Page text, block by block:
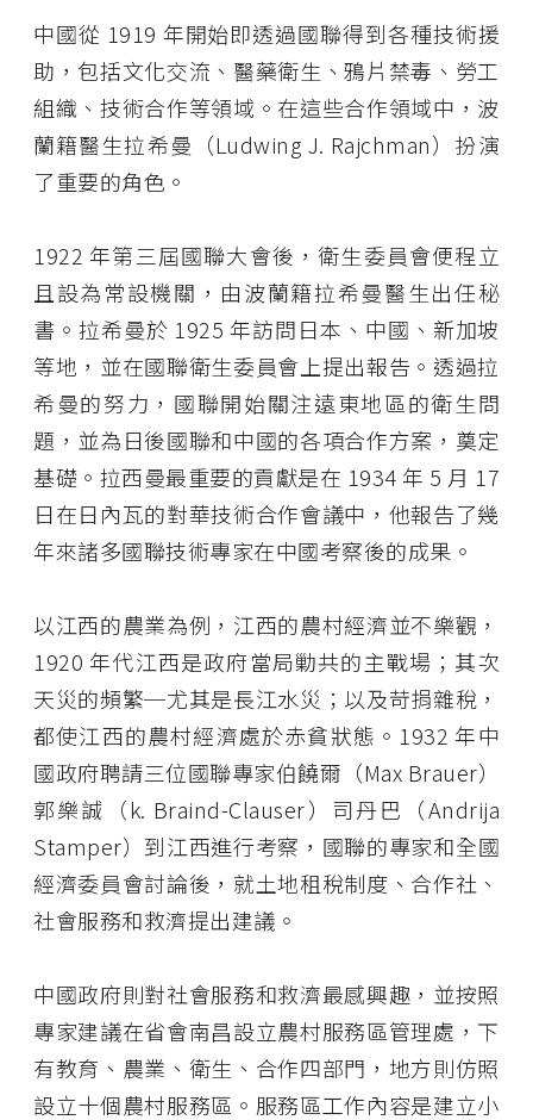
中國從 1919 年開始即透過國聯得到各種技術援
助，包括文化交流、醫藥衛生、鴉片禁毒、勞工
組織、技術合作等領域。在這些合作領域中，波
蘭籍醫生拉希曼（Ludwing J. Rajchman）扮演
了重要的角色。
1922 年第三屆國聯大會後，衛生委員會便程立
且設為常設機關，由波蘭籍拉希曼醫生出任秘
書。拉希曼於 1925 年訪問日本、中國、新加坡
等地，並在國聯衛生委員會上提出報告。透過拉
希曼的努力，國聯開始關注遠東地區的衛生問
題，並為日後國聯和中國的各項合作方案，奠定
基礎。拉西曼最重要的貢獻是在 1934 年 5 月 17
日在日內瓦的對華技術合作會議中，他報告了幾
年來諸多國聯技術專家在中國考察後的成果。
以江西的農業為例，江西的農村經濟並不樂觀，
1920 年代江西是政府當局勦共的主戰場；其次
天災的頻繁─尤其是長江水災；以及苛捐雜稅，
都使江西的農村經濟處於赤貧狀態。1932 年中
國政府聘請三位國聯專家伯饒爾（Max Brauer）
郭樂誠（k. Braind-Clauser）司丹巴（Andrija
Stamper）到江西進行考察，國聯的專家和全國
經濟委員會討論後，就土地租稅制度、合作社、
社會服務和救濟提出建議。
中國政府則對社會服務和救濟最感興趣，並按照
專家建議在省會南昌設立農村服務區管理處，下
有教育、農業、衛生、合作四部門，地方則仿照
設立十個農村服務區。服務區工作內容是建立小